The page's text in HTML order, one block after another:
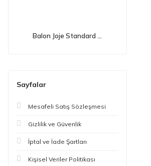
Balon Joje Standard ...
Sayfalar
Mesafeli Satış Sözleşmesi
Gizlilik ve Güvenlik
İptal ve İade Şartları
Kişisel Veriler Politikası